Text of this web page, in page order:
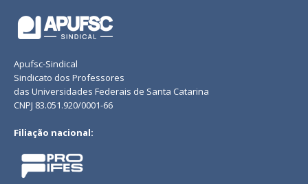
Apufsc-Sindical
Sindicato dos Professores
das Universidades Federais de Santa Catarina
CNPJ 83.051.920/0001-66
Filiação nacional: